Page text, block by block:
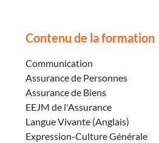
Contenu de la formation
Communication
Assurance de Personnes
Assurance de Biens
EEJM de l'Assurance
Langue Vivante (Anglais)
Expression-Culture Générale